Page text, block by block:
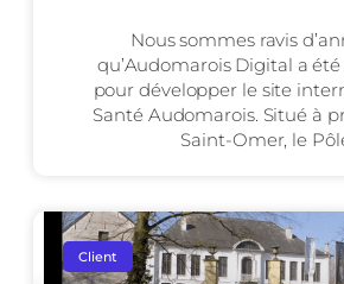
Nous sommes ravis
qu’Audomarois Digital a
pour développer le site
Santé Audomarois. Situé à
Saint-Omer, le
Client